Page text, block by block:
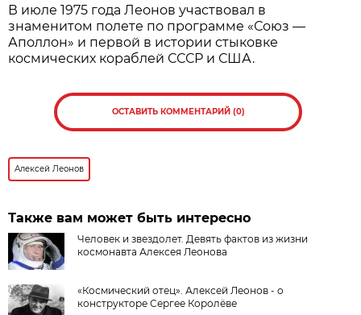
В июле 1975 года Леонов участвовал в
знаменитом полете по программе «Союз —
Аполлон» и первой в истории стыковке
космических кораблей СССР и США.
ОСТАВИТЬ КОММЕНТАРИЙ (0)
Алексей Леонов
Также вам может быть интересно
Человек и звездолет. Девять фактов из жизни
космонавта Алексея Леонова
«Космический отец». Алексей Леонов - о
конструкторе Сергее Королёве